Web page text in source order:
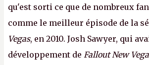
qu'est sorti ce que de nombreux
comme le meilleur épisode de la
Vegas, en 2010. Josh Sawyer, qui
développement de Fallout New